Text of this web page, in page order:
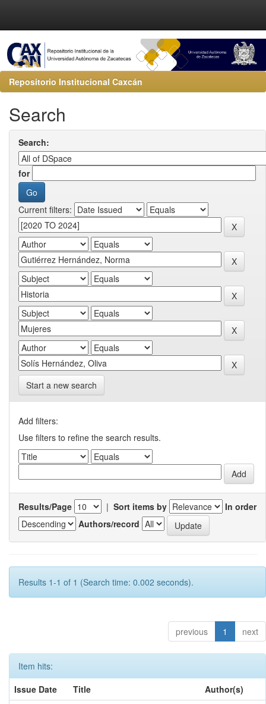
Repositorio Institucional Caxcán
Search
Search:
for
Current filters:
Start a new search
Add filters:
Use filters to refine the search results.
Results/Page | Sort items by
In order
Authors/record
Results 1-1 of 1 (Search time: 0.002 seconds).
previous 1 next
Item hits:
Issue Date
Title
Author(s)